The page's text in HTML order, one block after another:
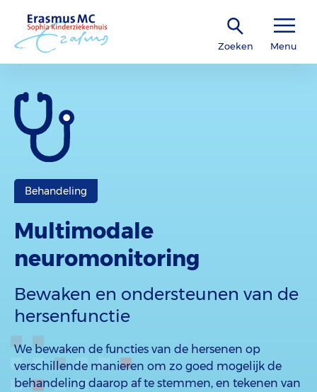
Zoeken Menu
Behandeling
Multimodale
neuromonitoring
Bewaken en ondersteunen van de
hersenfunctie
We bewaken de functies van de hersenen op
verschillende manieren om zo goed mogelijk de
behandeling daarop af te stemmen, en tekenen van